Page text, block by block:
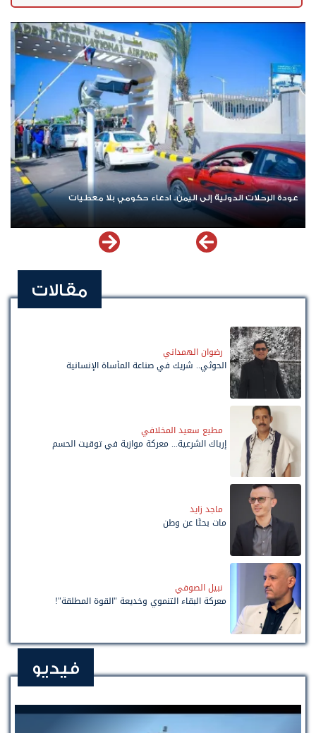
اشترك الآن في قناة الواتساب لـ نيوزيمن
مقالات
رضوان الهمداني
الحوثي.. شريك في صناعة المأساة الإنسانية
مطيع سعيد المخلافي
إرباك الشرعية... معركة موازية في توقيت الحسم
ماجد زايد
مات بحثًا عن وطن
نبيل الصوفي
معركة البقاء التنموي وخديعة "القوة المطلقة"!
فيديو